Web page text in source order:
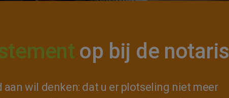
op bij de notaris
wil denken: dat u er plotseling niet meer